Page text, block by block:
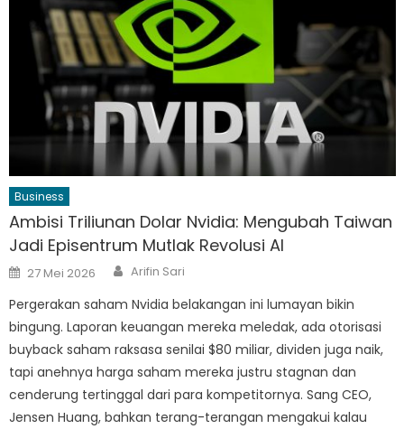
Business
Ambisi Triliunan Dolar Nvidia: Mengubah Taiwan
Jadi Episentrum Mutlak Revolusi AI
Posted
on
27 Mei 2026 Author
Arifin Sari
Pergerakan saham Nvidia belakangan ini lumayan bikin
bingung. Laporan keuangan mereka meledak, ada otorisasi
buyback saham raksasa senilai $80 miliar, dividen juga naik,
tapi anehnya harga saham mereka justru stagnan dan
cenderung tertinggal dari para kompetitornya. Sang CEO,
Jensen Huang, bahkan terang-terangan mengakui kalau